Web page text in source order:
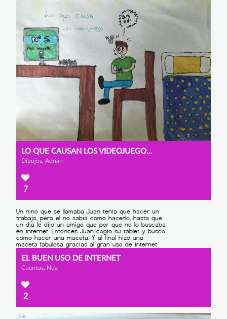
LO QUE CAUSAN LOS VIDEOJUEGOS EN INTERNET
Dibujos, Adrián
7
EL BUEN USO DE INTERNET
Cuentos, Noa
2